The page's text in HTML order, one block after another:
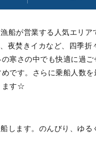
船が営業する人気エリア
夜焚きイカなど、四季折
寒さの中でも快適に過ご
です。さらに乗船人数を
ます☆
します。のんびり、ゆる